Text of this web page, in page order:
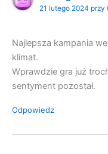
21 lutego 2024 przy
Najlepsza kampania
klimat.
Wprawdzie gra już
sentyment pozostał.
Odpowiedz